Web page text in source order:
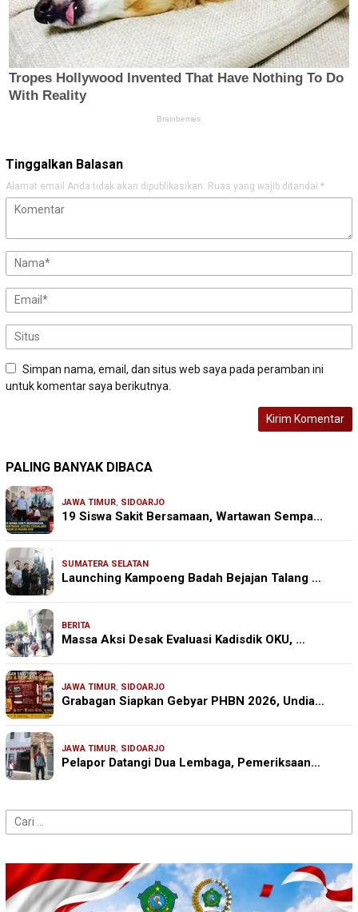
Tinggalkan Balasan
Alamat email Anda tidak akan dipublikasikan. Ruas yang wajib ditandai *
Simpan nama, email, dan situs web saya pada peramban ini
untuk komentar saya berikutnya.
PALING BANYAK DIBACA
JAWA TIMUR SIDOARJO
19 Siswa Sakit Bersamaan, Wartawan Sempa…
SUMATERA SELATAN
Launching Kampoeng Badah Bejajan Talang …
BERITA
Massa Aksi Desak Evaluasi Kadisdik OKU, …
JAWA TIMUR SIDOARJO
Grabagan Siapkan Gebyar PHBN 2026, Undia…
JAWA TIMUR SIDOARJO
Pelapor Datangi Dua Lembaga, Pemeriksaan…
Cari
untuk: